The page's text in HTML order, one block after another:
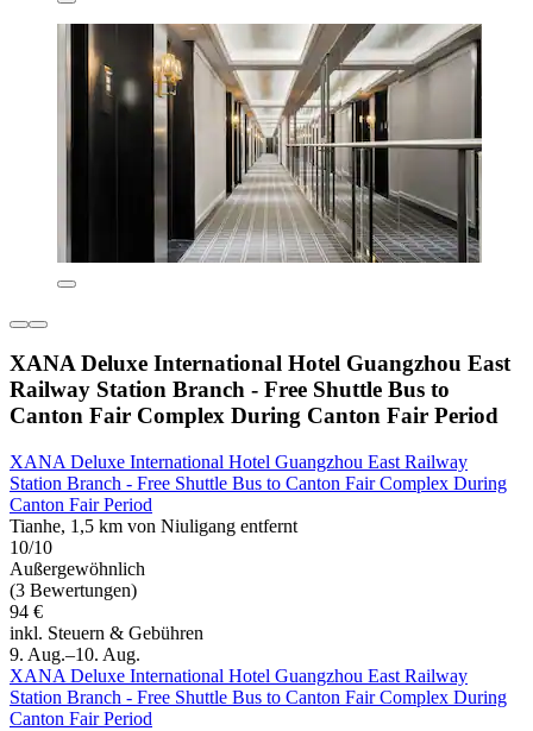
XANA Deluxe International Hotel Guangzhou East
Railway Station Branch - Free Shuttle Bus to
Canton Fair Complex During Canton Fair Period
XANA Deluxe International Hotel Guangzhou East Railway
Station Branch - Free Shuttle Bus to Canton Fair Complex During
Canton Fair Period
Tianhe, 1,5 km von Niuligang entfernt
10/10
Außergewöhnlich
(3 Bewertungen)
94 €
inkl. Steuern & Gebühren
9. Aug.–10. Aug.
XANA Deluxe International Hotel Guangzhou East Railway
Station Branch - Free Shuttle Bus to Canton Fair Complex During
Canton Fair Period